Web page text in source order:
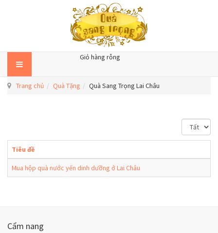
Giỏ hàng rỗng
Trang chủ Quà Tặng Quà Sang Trọng Lai Châu
i
ể
Tiêu đề
Mua hộp quà nước yến dinh dưỡng ở Lai Châu
Cẩm nang